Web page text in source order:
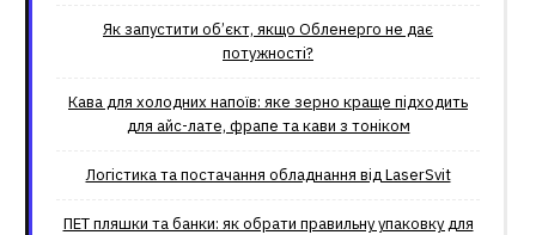
Як запустити об’єкт, якщо Обленерго не дає
потужності?
Кава для холодних напоїв: яке зерно краще підходить
для айс-лате, фрапе та кави з тоніком
Логістика та постачання обладнання від LaserSvit
ПЕТ пляшки та банки: як обрати правильну упаковку для